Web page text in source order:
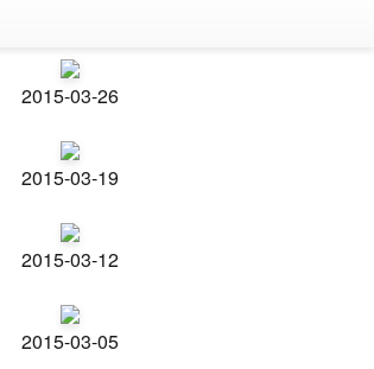
2015-03-26
2015-03-19
2015-03-12
2015-03-05